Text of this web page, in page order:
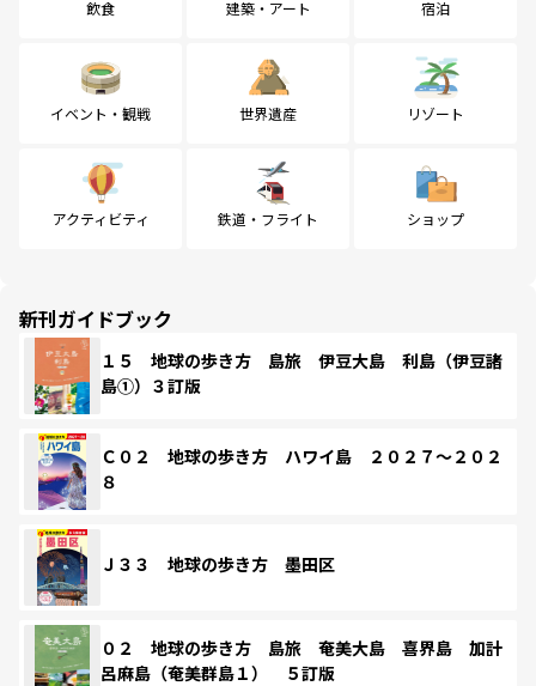
飲食 建築・アート 宿泊
イベント・観戦 世界遺産 リゾート
アクティビティ 鉄道・フライト ショップ
新刊ガイドブック
１５ 地球の歩き方 島旅 伊豆大島 利島（伊豆諸
島①）３訂版
Ｃ０２ 地球の歩き方 ハワイ島 ２０２７～２０２
８
Ｊ３３ 地球の歩き方 墨田区
０２ 地球の歩き方 島旅 奄美大島 喜界島 加計
呂麻島（奄美群島１） ５訂版